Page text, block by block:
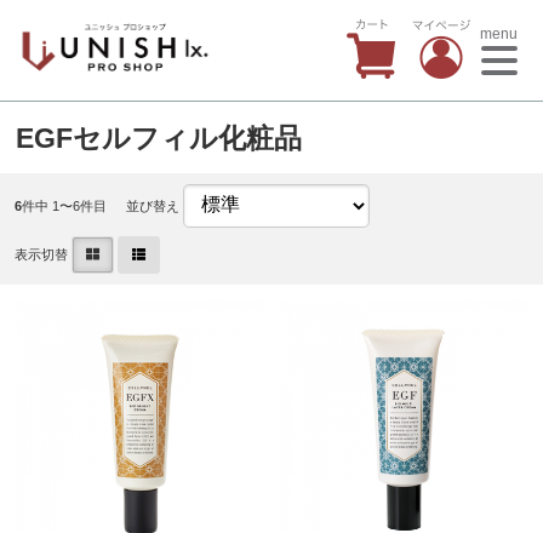
menu
EGFセルフィル化粧品
6件中 1〜6件目 並び替え
表示切替